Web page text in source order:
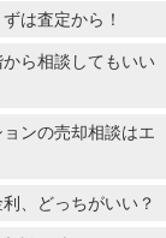
は査定から！
から相談してもいい
ンの売却相談はエ
、どっちがいい？